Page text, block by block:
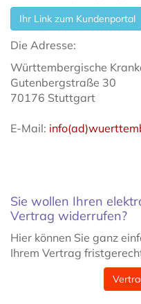
Ihr Link zum Kundenportal
Die Adresse:
Württembergische
Gutenbergstraße 30
70176 Stuttgart
E-Mail:
Sie wollen Ihren
Vertrag widerrufen?
Hier können Sie ganz
Ihrem Vertrag